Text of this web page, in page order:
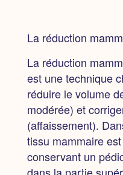
La réduction
La réduction
est une technique
réduire le volume
modérée) et
(affaissement).
tissu mammaire
conservant un